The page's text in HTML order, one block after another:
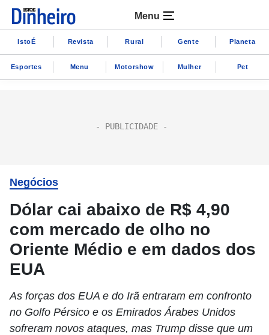
Menu
IstoÉ Revista Rural Gente Planeta
Esportes Menu Motorshow Mulher Pet
Negócios
Dólar cai abaixo de R$ 4,90
com mercado de olho no
Oriente Médio e em dados dos
EUA
As forças dos EUA e do Irã entraram em confronto
no Golfo Pérsico e os Emirados Árabes Unidos
sofreram novos ataques, mas Trump disse que um